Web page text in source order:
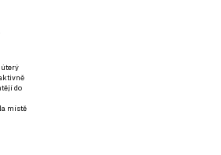
úterý
do
místě